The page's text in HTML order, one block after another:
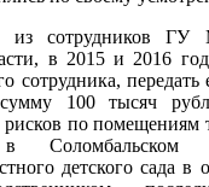
из сотрудников
в 2015 и 2016
сотрудника, передать
100 тысяч
по помещениям
в Соломбальском
детского сада в